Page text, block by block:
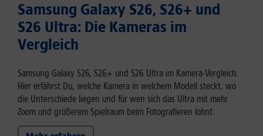
Samsung Galaxy S26, S26+ und
S26 Ultra: Die Kameras im
Vergleich
Samsung Galaxy S26, S26+ und S26 Ultra im Kamera-Vergleich:
Hier erfährst Du, welche Kamera in welchem Modell steckt, wo
die Unterschiede liegen und für wen sich das Ultra mit mehr
Zoom und größerem Spielraum beim Fotografieren lohnt.